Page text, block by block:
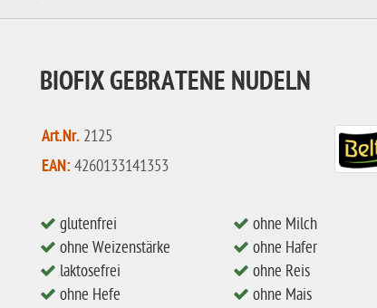
BIOFIX GEBRATENE NUDELN
Art.Nr. 2125
EAN: 4260133141353
glutenfrei
ohne Weizenstärke
laktosefrei
ohne Hefe
ohne Milch
ohne Hafer
ohne Reis
ohne Mais